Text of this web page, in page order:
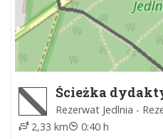
Ścieżka
Rezerwat Jedlnia -
2,33 km
0:40 h